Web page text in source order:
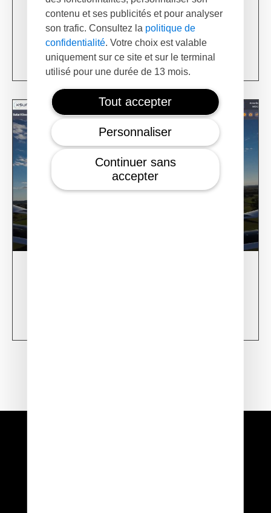
03/06/24
XSun & TotalEnergies on prospection mission in
USA
Learn more
contenu et ses publicités et pour analyser
son trafic. Consultez la politique de
confidentialité. Votre choix est valable
uniquement sur ce site et sur le terminal
utilisé pour une durée de 13 mois.
Tout accepter
Personnaliser
Continuer sans
accepter